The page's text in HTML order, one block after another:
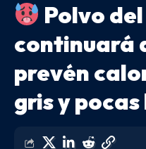
Polvo
continuará
prevén
gris y